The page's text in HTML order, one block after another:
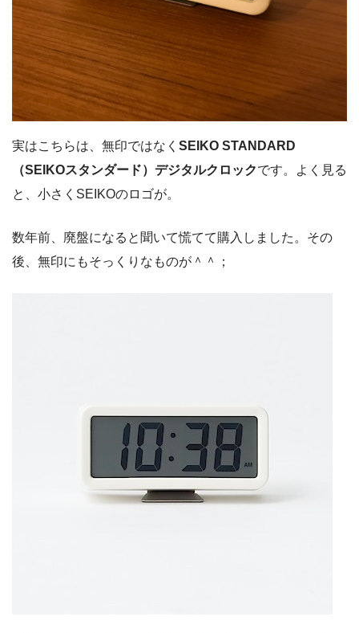
実はこちらは、無印ではなく SEIKO STANDARD
（SEIKOスタンダード）デジタルクロックです。よく見る
と、小さくSEIKOのロゴが。
数年前、廃盤になると聞いて慌てて購入しました。その
後、無印にもそっくりなものが＾＾；